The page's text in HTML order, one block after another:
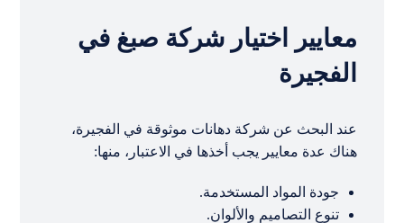
معايير اختيار شركة صبغ في
الفجيرة
عند البحث عن شركة دهانات موثوقة في الفجيرة،
هناك عدة معايير يجب أخذها في الاعتبار، منها:
جودة المواد المستخدمة.
تنوع التصاميم والألوان.